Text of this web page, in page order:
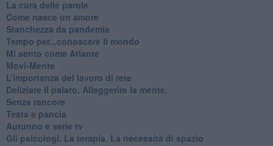
​La cura delle parole
​Come nasce un amore
Stanchezza da pandemia
​Tempo per...conoscere il mondo
​Mi sento come Atlante
​Movi-Mente
​L’importanza del lavoro di rete
​Deliziare il palato. Alleggerire la mente.
​Senza rancore
​Testa e pancia
​Autunno e serie tv
​Gli psicologi. La terapia. La necessità di spazio